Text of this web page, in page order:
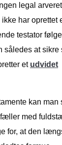
legal
har oprettet
testator
således at sikre
et udvidet
kan
med
for, at den